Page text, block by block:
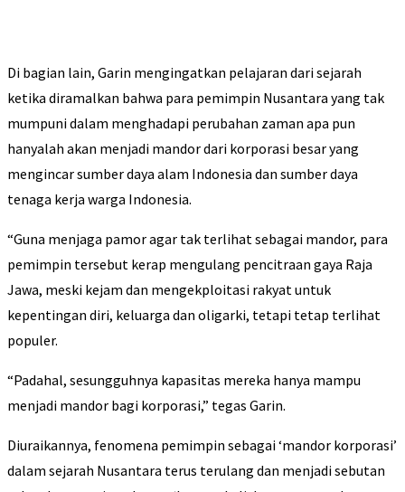
Di bagian lain, Garin mengingatkan pelajaran dari sejarah
ketika diramalkan bahwa para pemimpin Nusantara yang tak
mumpuni dalam menghadapi perubahan zaman apa pun
hanyalah akan menjadi mandor dari korporasi besar yang
mengincar sumber daya alam Indonesia dan sumber daya
tenaga kerja warga Indonesia.
“Guna menjaga pamor agar tak terlihat sebagai mandor, para
pemimpin tersebut kerap mengulang pencitraan gaya Raja
Jawa, meski kejam dan mengekploitasi rakyat untuk
kepentingan diri, keluarga dan oligarki, tetapi tetap terlihat
populer.
“Padahal, sesungguhnya kapasitas mereka hanya mampu
menjadi mandor bagi korporasi,” tegas Garin.
Diuraikannya, fenomena pemimpin sebagai ‘mandor korporasi’
dalam sejarah Nusantara terus terulang dan menjadi sebutan